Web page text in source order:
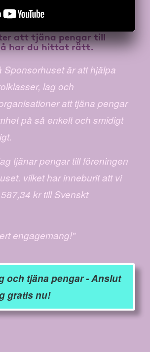
atttjäna pengar till
har du hittat rätt.
Sponsorhuset är att hjälpa
lag och
att tjäna pengar
på så enkelt och smidigt
tjänar pengar till föreningen
vilket har inneburit att vi
kr till Svenskt
engagemang!"
och tjäna pengar - Anslut
gratis nu!